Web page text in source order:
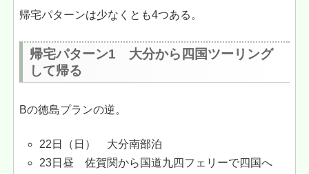
帰宅パターンは少なくとも4つある。
帰宅パターン1 大分から四国ツーリング
して帰る
Bの徳島プランの逆。
22日（日） 大分南部泊
23日昼 佐賀関から国道九四フェリーで四国へ